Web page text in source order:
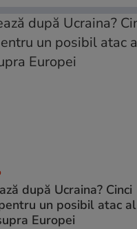
după Ucraina? Cinci
un posibil atac al
Europei